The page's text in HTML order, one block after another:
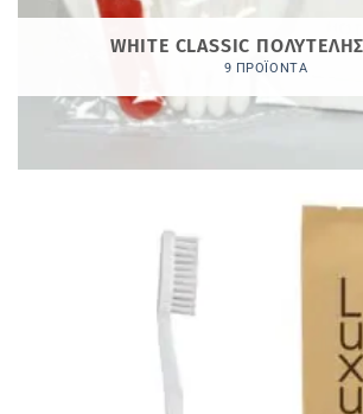
WHITE CLASSIC
9 ΠΡΟΪΌΝΤΑ